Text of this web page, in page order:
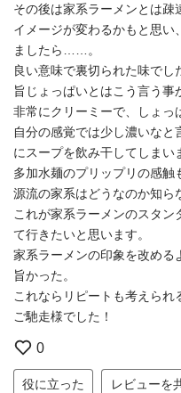
その後は家系ラーメンとは疎
イメージが変わるかもと思い
ましたら……。
良い意味で裏切られた味でし
旨じょっぱいとはこう言う事
非常にクリーミーで、しょっ
自分の感覚では少し濃いな
にスープを飲み干してしまい
多加水麺のプリップリの感触
源流の家系はどうなのか知ら
これが家系ラーメンのスタン
て行きたいと思います。
家系ラーメンの印象を改める
旨かった。
これならリピートも考えられ
ご馳走様でした！
0
役に立った レビューを